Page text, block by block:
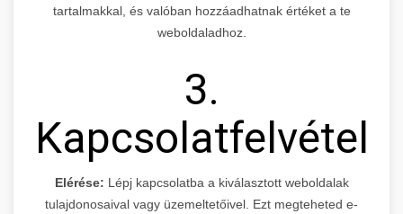
tartalmakkal, és valóban hozzáadhatnak értéket a te
weboldaladhoz.
3.
Kapcsolatfelvétel
Elérése: Lépj kapcsolatba a kiválasztott weboldalak
tulajdonosaival vagy üzemeltetőivel. Ezt megteheted e-